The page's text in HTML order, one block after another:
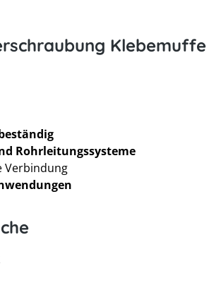
Rohrleitungssysteme
Verbindung